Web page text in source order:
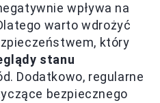
wpływa na
warto wdrożyć
który
stanu
Dodatkowo, regularne
bezpiecznego